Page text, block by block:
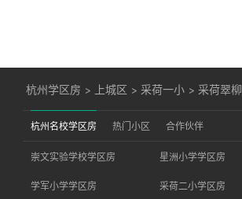
杭州学区房 > 上城区 > 采荷一小 > 采荷翠柳
杭州名校学区房 热门小区 合作伙伴
崇文实验学校学区房 星洲小学学区房
学军小学学区房 采荷二小学区房